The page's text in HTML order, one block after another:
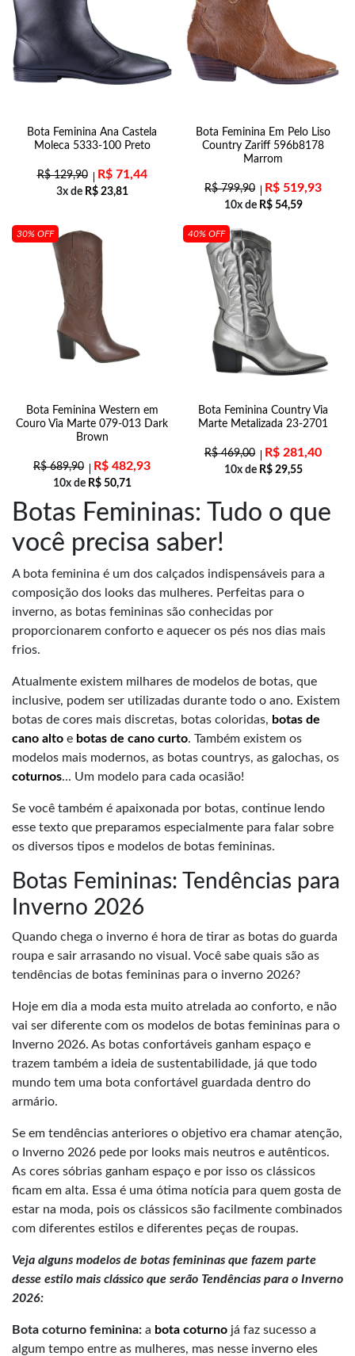
Bota Feminina Ana Castela
Moleca 5333-100 Preto
R$129,90 R$71,44
3x de R$23,81
Bota Feminina Em Pelo Liso
Country Zariff 596b8178
Marrom
R$799,90 R$ 519,93
10x de R$54,59
30% OFF
Bota Feminina Western em
Couro Via Marte 079-013 Dark
Brown
R$689,90 R$ 482,93
10x de R$50,71
40% OFF
Bota Feminina Country Via
Marte Metalizada 23-2701
R$469,00 R$ 281,40
10x de R$29,55
Botas Femininas: Tudo o que
você precisa saber!
A bota feminina é um dos calçados indispensáveis para a
composição dos looks das mulheres. Perfeitas para o
inverno, as botas femininas são conhecidas por
proporcionarem conforto e aquecer os pés nos dias mais
frios.
Atualmente existem milhares de modelos de botas, que
inclusive, podem ser utilizadas durante todo o ano. Existem
botas de cores mais discretas, botas coloridas, botas de
cano alto e botas de cano curto. Também existem os
modelos mais modernos, as botas countrys, as galochas, os
coturnos... Um modelo para cada ocasião!
Se você também é apaixonada por botas, continue lendo
esse texto que preparamos especialmente para falar sobre
os diversos tipos e modelos de botas femininas.
Botas Femininas: Tendências para
Inverno 2026
Quando chega o inverno é hora de tirar as botas do guarda
roupa e sair arrasando no visual. Você sabe quais são as
tendências de botas femininas para o inverno 2026?
Hoje em dia a moda esta muito atrelada ao conforto, e não
vai ser diferente com os modelos de botas femininas para o
Inverno 2026. As botas confortáveis ganham espaço e
trazem também a ideia de sustentabilidade, já que todo
mundo tem uma bota confortável guardada dentro do
armário.
Se em tendências anteriores o objetivo era chamar atenção,
o Inverno 2026 pede por looks mais neutros e autênticos.
As cores sóbrias ganham espaço e por isso os clássicos
ficam em alta. Essa é uma ótima notícia para quem gosta de
estar na moda, pois os clássicos são facilmente combinados
com diferentes estilos e diferentes peças de roupas.
Veja alguns modelos de botas femininas que fazem parte
desse estilo mais clássico que serão Tendências para o Inverno
2026:
Bota coturno feminina: a bota coturno já faz sucesso a
algum tempo entre as mulheres, mas nesse inverno eles